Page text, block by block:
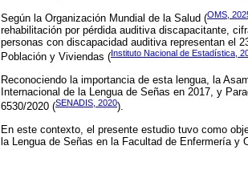
Según la Organización Mundial de la Salud (OMS,
rehabilitación por pérdida auditiva discapacitante,
personas con discapacidad auditiva representan el
Población y Viviendas ( Instituto Nacional de Estadística,
Reconociendo la importancia de esta lengua, la
Internacional de la Lengua de Señas en 2017, y
6530/2020 (SENADIS, 2020).
En este contexto, el presente estudio tuvo como
la Lengua de Señas en la Facultad de Enfermería y